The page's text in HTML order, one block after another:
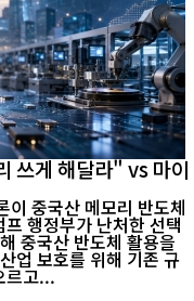
쓰게 해달라" vs 마이
중국산 메모리 반도체
행정부가 난처한 선택
중국산 반도체 활용을
업 보호를 위해 기존 규
르고...